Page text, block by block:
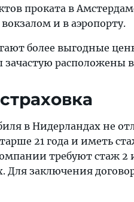
проката в
и в аэропорту.
более выгодные
расположены
в Нидерландах не
21 года и иметь
требуют стаж 2
заключения